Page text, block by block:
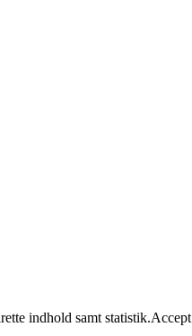
indhold samt statistik.Accept